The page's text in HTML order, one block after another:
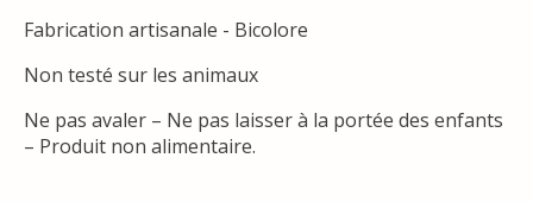
Fabrication artisanale - Bicolore
Non testé sur les animaux
Ne pas avaler – Ne pas laisser à la portée des enfants
– Produit non alimentaire.